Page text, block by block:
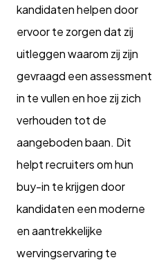
kandidaten helpen door
ervoor te zorgen dat zij
uitleggen waarom zij zijn
gevraagd een assessment
in te vullen en hoe zij zich
verhouden tot de
aangeboden baan. Dit
helpt recruiters om hun
buy-in te krijgen door
kandidaten een moderne
en aantrekkelijke
wervingservaring te